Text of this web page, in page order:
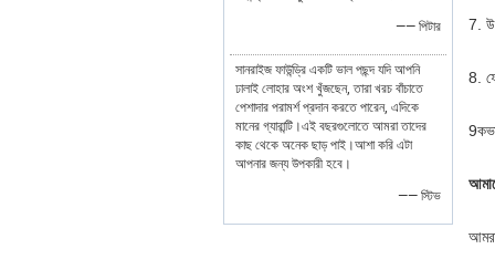
—— পিটার
সানরাইজ ফাউন্ড্রি একটি ভাল পছন্দ যদি আপনি
ঢালাই লোহার অংশ খুঁজছেন, তারা খরচ বাঁচাতে
পেশাদার পরামর্শ প্রদান করতে পারেন, এদিকে
মানের গ্যারান্টি।এই বছরগুলোতে আমরা তাদের
কাছ থেকে অনেক ছাড় পাই।আশা করি এটা
আপনার জন্য উপকারী হবে।
—— স্টিভ
7.
8.